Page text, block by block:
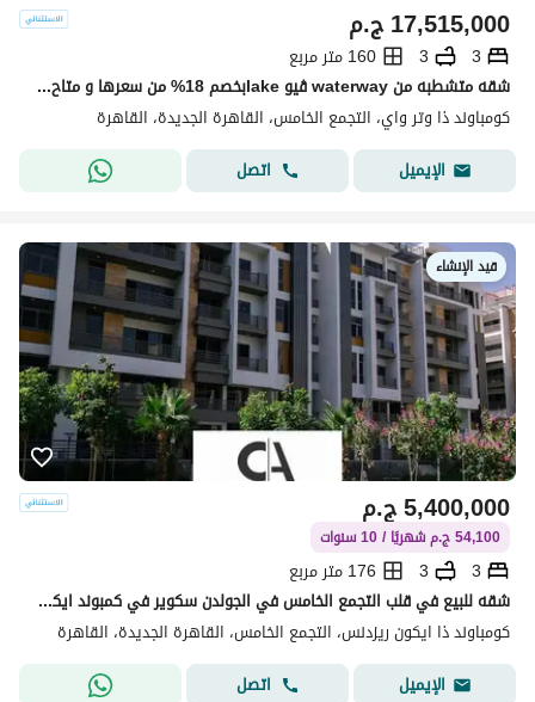
ج.م17,515,000
3
3
160 متر مربع
شقه متشطبه من waterway ڤيو lakeبخصم 18% من سعرها و متاح التقسيط
كومباوند ذا وتر واي، التجمع الخامس، القاهرة الجديدة، القاهرة
الإيميل
اتصل
قيد الإنشاء
ج.م5,400,000
54,100 ج.م شهريًا / 10 سنوات
3
3
176 متر مربع
شقه للبيع في قلب التجمع الخامس في الجولدن سكوير في كمبوند ايكون مقدم 5% وقسط علي 10 سنوات مع خصم كاش 35% | * Icon *
كومباوند ذا ايكون ريزدنس، التجمع الخامس، القاهرة الجديدة، القاهرة
الإيميل
اتصل